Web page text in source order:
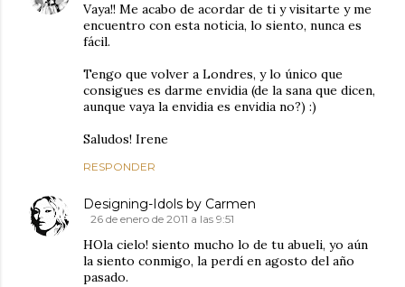
Vaya!! Me acabo de acordar de ti y visitarte y me
encuentro con esta noticia, lo siento, nunca es
fácil.
Tengo que volver a Londres, y lo único que
consigues es darme envidia (de la sana que dicen,
aunque vaya la envidia es envidia no?) :)
Saludos! Irene
RESPONDER
Designing-Idols by Carmen
26 de enero de 2011 a las 9:51
HOla cielo! siento mucho lo de tu abueli, yo aún
la siento conmigo, la perdí en agosto del año
pasado.